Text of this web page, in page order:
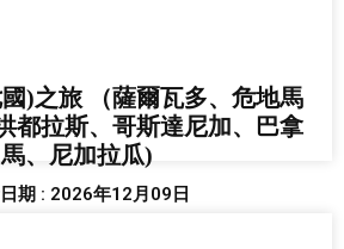
)之旅 （薩爾瓦多、危地馬
都拉斯、哥斯達尼加、巴拿
馬、尼加拉瓜)
期 : 2026年12月09日